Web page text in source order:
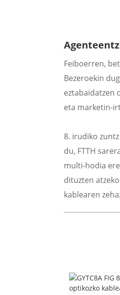
Feiboerren,
Bezeroekin
eztabaidatzen
eta marketin-
8. irudiko
du, FTTH
multi-hodia ere
dituzten
kablearen